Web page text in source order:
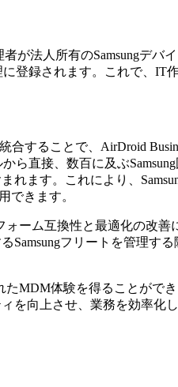
が法人所有のSamsungデ
登録されます。これで、
合することで、AirDroid
ら直接、数百に及ぶ
ます。これにより、
できます。
ォーム互換性と最適化の改
フリートを管理す
MDM体験を得ることがで
を向上させ、業務を効率化